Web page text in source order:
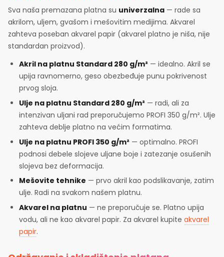
Sva naša premazana platna su univerzalna — rade sa
akrilom, uljem, gvašom i mešovitim medijima. Akvarel
zahteva poseban akvarel papir (akvarel platno je niša, nije
standardan proizvod).
Akril na platnu Standard 280 g/m² — idealno. Akril se
upija ravnomerno, geso obezbeđuje punu pokrivenost
prvog sloja.
Ulje na platnu Standard 280 g/m² — radi, ali za
intenzivan uljani rad preporučujemo PROFI 350 g/m². Ulje
zahteva deblje platno na većim formatima.
Ulje na platnu PROFI 350 g/m² — optimalno. PROFI
podnosi debele slojeve uljane boje i zatezanje osušenih
slojeva bez deformacija.
Mešovite tehnike — prvo akril kao podslikavanje, zatim
ulje. Radi na svakom našem platnu.
Akvarel na platnu — ne preporučuje se. Platno upija
vodu, ali ne kao akvarel papir. Za akvarel kupiteakvarel
papir.